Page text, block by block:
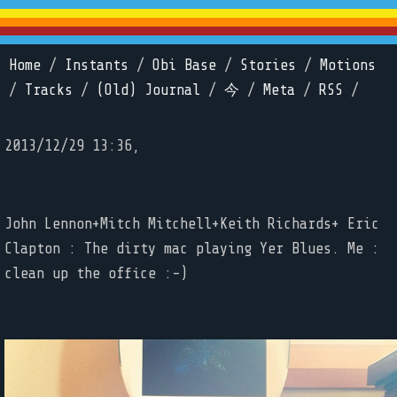
Home / Instants / Obi Base / Stories /
Motions
/ Tracks / (Old) Journal / 今 / Meta / RSS /
2013/12/29 13:36,
John Lennon+Mitch Mitchell+Keith Richards+ Eric
Clapton : The dirty mac playing Yer Blues. Me :
clean up the office :-)